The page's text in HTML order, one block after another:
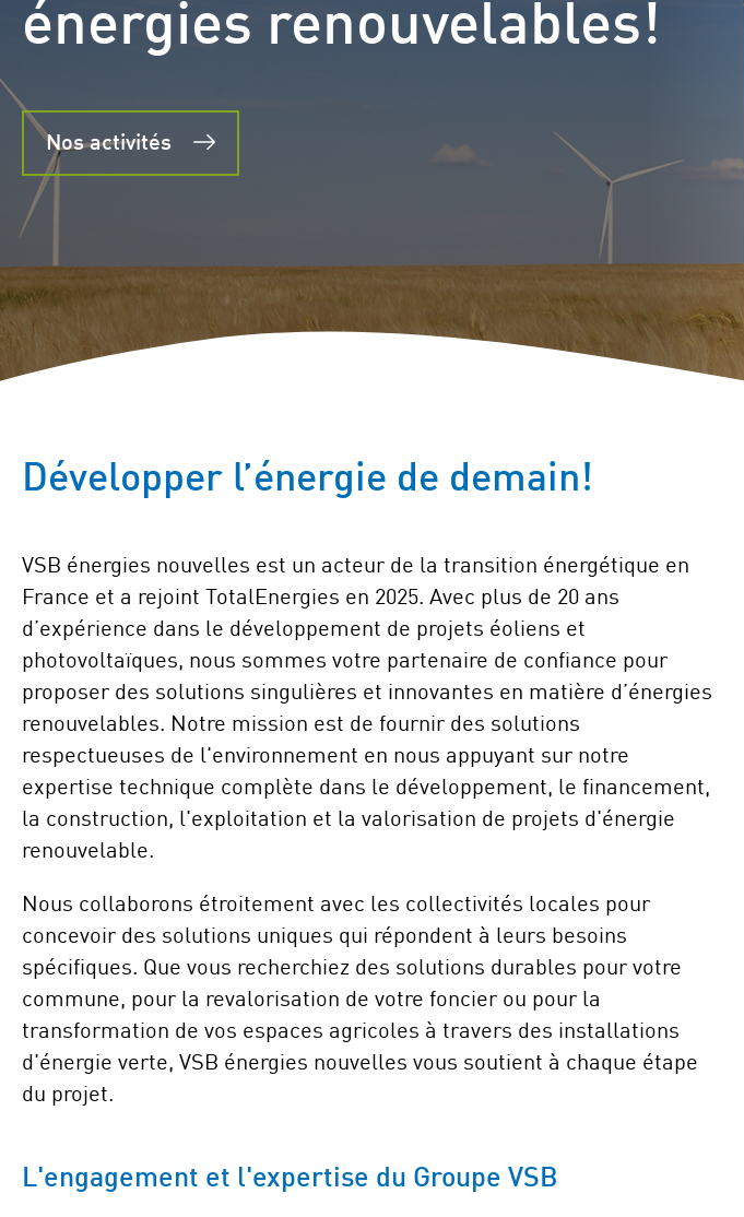
énergies renouvelables!
Nos activités
Développer l’énergie de demain!
VSB énergies nouvelles est un acteur de la transition énergétique en
France et a rejoint TotalEnergies en 2025. Avec plus de 20 ans
d’expérience dans le développement de projets éoliens et
photovoltaïques, nous sommes votre partenaire de confiance pour
proposer des solutions singulières et innovantes en matière d’énergies
renouvelables. Notre mission est de fournir des solutions
respectueuses de l'environnement en nous appuyant sur notre
expertise technique complète dans le développement, le financement,
la construction, l'exploitation et la valorisation de projets d'énergie
renouvelable.
Nous collaborons étroitement avec les collectivités locales pour
concevoir des solutions uniques qui répondent à leurs besoins
spécifiques. Que vous recherchiez des solutions durables pour votre
commune, pour la revalorisation de votre foncier ou pour la
transformation de vos espaces agricoles à travers des installations
d'énergie verte, VSB énergies nouvelles vous soutient à chaque étape
du projet.
L'engagement et l'expertise du Groupe VSB